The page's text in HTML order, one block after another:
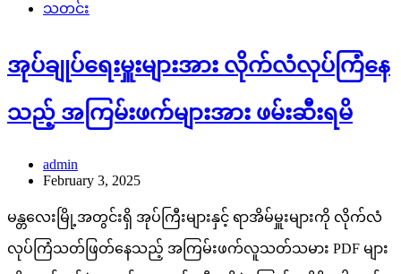
သတင်း
အုပ်ချုပ်ရေးမှူးများအား လိုက်လံလုပ်ကြံနေ
သည့် အကြမ်းဖက်များအား ဖမ်းဆီးရမိ
admin
February 3, 2025
မန္တလေးမြို့အတွင်းရှိ အုပ်ကြီးများနှင့် ရာအိမ်မှူးများကို လိုက်လံ
လုပ်ကြံသတ်ဖြတ်နေသည့် အကြမ်းဖက်လူသတ်သမား PDF များ